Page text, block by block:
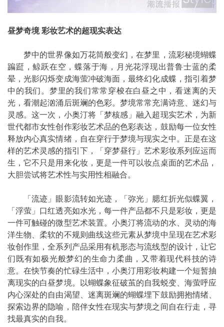
昼梦奇境 彩妆艺术的超现实表达
梦中的世界像如万花筒般变幻，在梦里，流彩秘境蝴蝶
蹁跹，鲸跃在空，蝶落于海，月光花浮现出普鲁士蓝的柔
晕，光影闪烁变成海萤冲破海面，最终幻化成蝶，指引着梦
中的我们。梦里的我们常常穿梭在白昼之中，看迷离的天
光，看潮起汹涌后斑斓的色彩。梦境常常充满诗意、迷幻与
灵感。这一次，小奥汀将「梦核感」融入超现实艺术，为新
世代都市女性创作彩妆艺术品的色彩表达，鼓励每一位女性
释放内心真实情绪，自在穿行于梦境与现实之中。正是在这
样的艺术灵感的指引下，「穿梦昼行」艺术彩妆系列应运而
生，它不只是用来化妆，更是一件可以妆点桌面的艺术品，
大胆尝试将艺术性与实用性相融合。
「流迹」眼影流转如光迹，「弥光」腮红折光似蝶翼，
「浮萤」口红透亮如水光，每一件产品都不只是彩妆，更是
一件可触碰的微型艺术装置。小奥汀将流动的水、灵动的海
洋生物、柔软的不规则曲线这些元素从梦境中呈现在艺术彩
妆创作里，全系列产品采⽤有机形态与流线型的设计，让它
们既有如极光般梦幻的生命力柔曲，又带着现代科技的诗
意。在快节奏的忙碌生活中，小奥汀用彩妆构建一个短暂抽
离现实的白昼梦境。以蝴蝶象征破茧的自我蜕变、海萤呼应
内心深处的自由渴望、迷离斑斓的蝴蝶埋下鼓励拥抱情绪、
探索边界的隐喻，陪伴女性在现实与梦境之间自在行走，寻
找最真实的自我。